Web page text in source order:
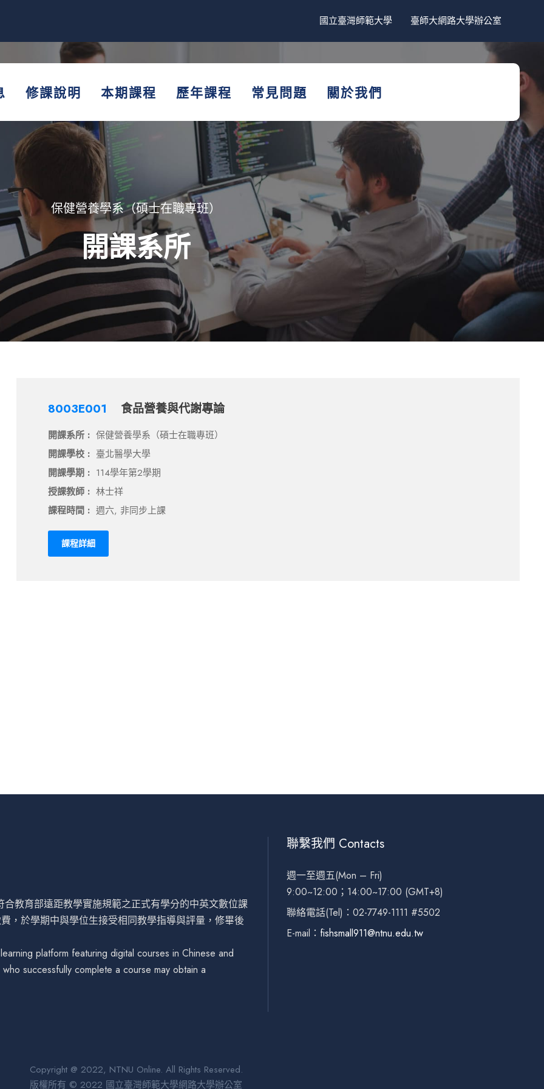
國立臺灣師範大學 臺師大網路大學辦公室
修課說明 本期課程 歷年課程 常見問題 關於我們
保健營養學系（碩士在職專班）
開課系所
8003E001 食品營養與代謝專論
開課系所 : 保健營養學系（碩士在職專班）
開課學校 : 臺北醫學大學
開課學期 : 114學年第2學期
授課教師 : 林士祥
課程時間 : 週六, 非同步上課
課程詳細
教育部遠距教學實施規範之正式有學分的中英文數位課
，於學期中與學位生接受相同教學指導與評量，修畢後
platform featuring digital courses in Chinese and
successfully complete a course may obtain a
聯繫我們 Contacts
週一至週五(Mon – Fri)
9:00~12:00；14:00~17:00 (GMT+8)
聯絡電話(Tel)：02-7749-1111 #5502
E-mail： fishsmall911@ntnu.edu.tw
Copyright @ 2022, NTNU Online. All Rights Reserved.
版權所有 © 2022 國立臺灣師範大學網路大學辦公室